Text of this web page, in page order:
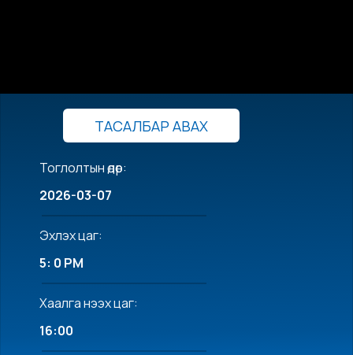
ТАСАЛБАР АВАХ
Тоглолтын өдөр:
2026-03-07
Эхлэх цаг:
5: 0 PM
Хаалга нээх цаг:
16:00